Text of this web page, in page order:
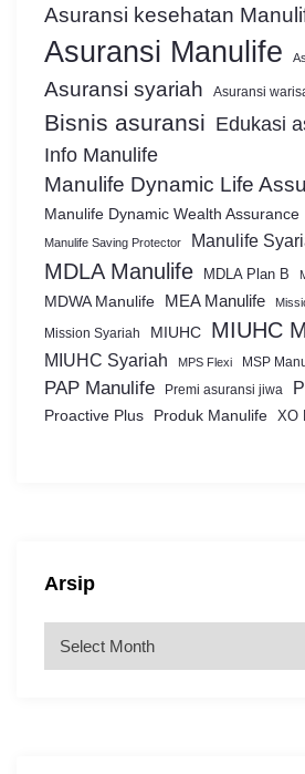
Asuransi kesehatan
Asuransi Manulife
Asuransi syariah Asuransi
Bisnis asuransi Edukasi
Info Manulife
Manulife Dynamic Life
Manulife Dynamic Wealth Assurance
Manulife Saving Protector Manulife
MDLA Manulife MDLA Plan B
MDWA Manulife MEA Manulife
Mission Syariah MIUHC MIUHC
MIUHC Syariah MPS Flexi MSP
PAP Manulife Premi asuransi jiwa
Proactive Plus Produk Manulife XO
Arsip